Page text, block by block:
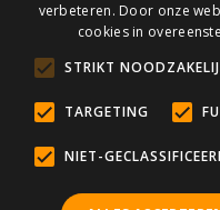
Tel: 076-3030554
Email:
KVK: 59667419
Algemene
Copyright © 2019
verbeteren. Door onze
cookies in
STRIKT
TARGETING
NIET-